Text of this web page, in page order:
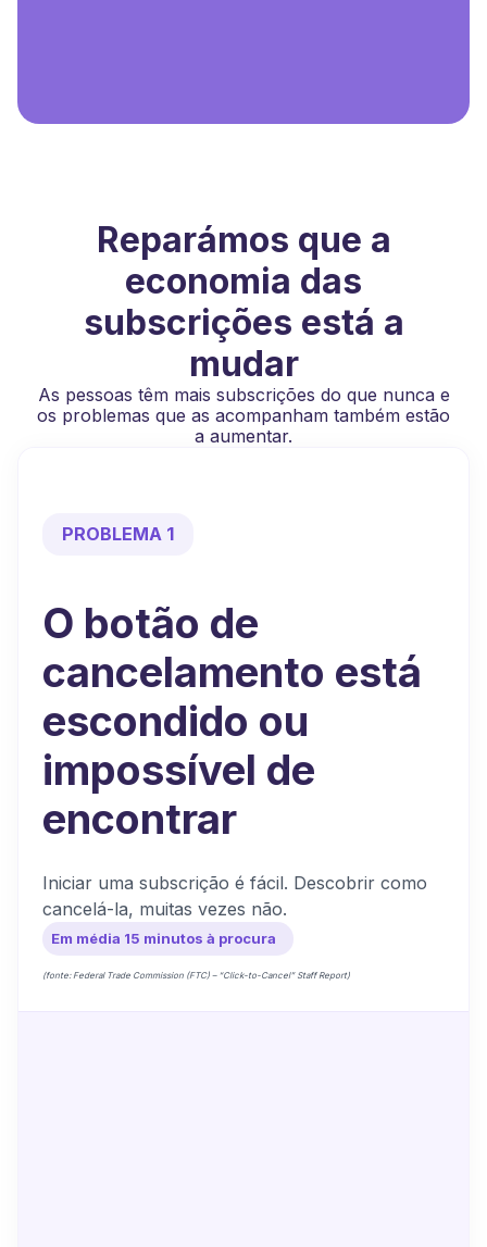
Reparámos que a
economia das
subscrições está a
mudar
As pessoas têm mais subscrições do que nunca e
os problemas que as acompanham também estão
a aumentar.
PROBLEMA 1
O botão de
cancelamento está
escondido ou
impossível de
encontrar
Iniciar uma subscrição é fácil. Descobrir como
cancelá-la, muitas vezes não.
Em média 15 minutos à procura
(fonte: Federal Trade Commission (FTC) – “Click-to-Cancel” Staff Report)